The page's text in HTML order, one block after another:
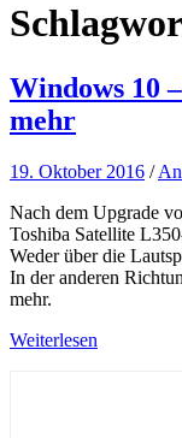
Windows 10
mehr
19. Oktober 2016 /
Nach dem Upgrade
Toshiba Satellite
Weder über die
In der anderen
mehr.
Weiterlesen